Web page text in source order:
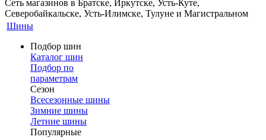
Сеть магазинов в Братске, Иркутске, Усть-Куте,
Северобайкальске, Усть-Илимске, Тулуне и Магистральном
Шины
Подбор шин
Каталог шин
Подбор по
параметрам
Сезон
Всесезонные шины
Зимние шины
Летние шины
Популярные